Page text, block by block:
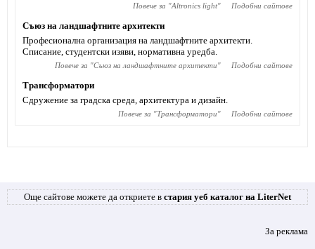
Повече за "Altronics light" Подобни сайтове
Съюз на ландшафтните архитекти
Професионална организация на ландшафтните архитекти.
Списание, студентски изяви, нормативна уредба.
Повече за "Съюз на ландшафтните архитекти" Подобни сайтове
Трансформатори
Сдружение за градска среда, архитектура и дизайн.
Повече за "Трансформатори" Подобни сайтове
Още сайтове можете да откриете в стария уеб каталог на LiterNet
За реклама